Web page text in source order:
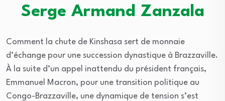
Serge Armand Zanzala
Comment la chute de Kinshasa sert de monnaie
d’échange pour une succession dynastique à Brazzaville.
À la suite d’un appel inattendu du président français,
Emmanuel Macron, pour une transition politique au
Congo-Brazzaville, une dynamique de tension s’est